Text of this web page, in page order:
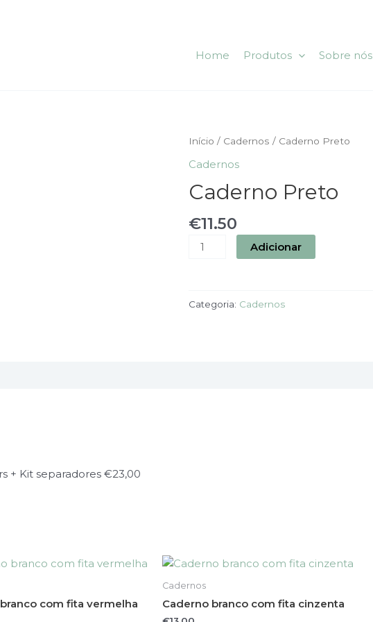
Home
Produtos Sobre nós
Início / Cadernos / Caderno Preto
Cadernos
Caderno Preto
€11.50
Quantidade
Preto
Adicionar
Categoria: Cadernos
+ Kit separadores €23,00
com fita vermelha
Cadernos
Caderno branco com fita cinzenta